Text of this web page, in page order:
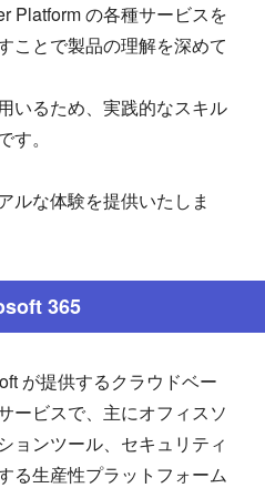
Platform の各種サービスを
ことで製品の理解を深めて
いるため、実践的なスキル
。
ルな体験を提供いたしま
365
が提供するクラウドベー
ービスで、主にオフィスソ
ョンツール、セキュリティ
る生産性プラットフォーム